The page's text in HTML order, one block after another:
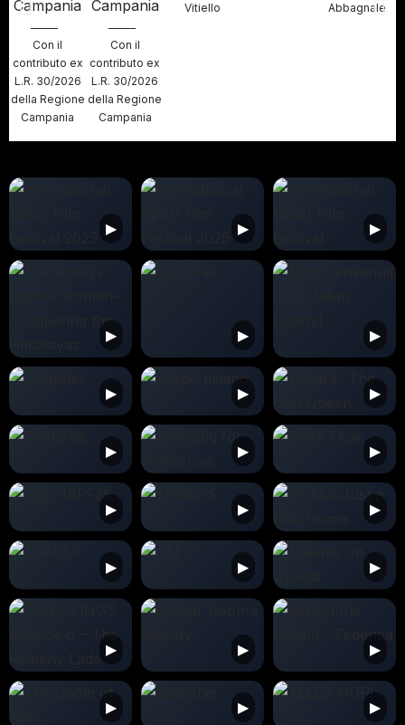
Con il
contributo ex
L.R. 30/2026
della Regione
Campania
Con il
contributo ex
L.R. 30/2026
della Regione
Campania
Vitiello
Abbagnale